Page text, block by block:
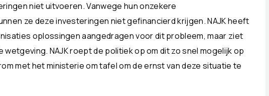
niet uitvoeren. Vanwege hun onzekere
ze deze investeringen niet gefinancierd krijgen. NAJK heeft
oplossingen aangedragen voor dit probleem, maar ziet
wetgeving. NAJK roept de politiek op om dit zo snel mogelijk op
met het ministerie om tafel om de ernst van deze situatie te